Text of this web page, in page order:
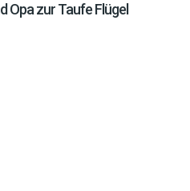
Opa zur Taufe Flügel